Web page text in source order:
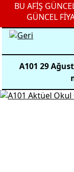
BU AFİŞ
GÜNCEL
A101 29